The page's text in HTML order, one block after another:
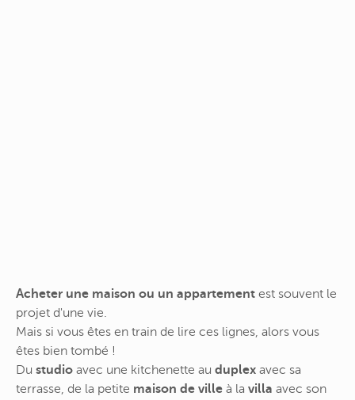
Acheter une maison ou un appartement est souvent le
projet d'une vie.
Mais si vous êtes en train de lire ces lignes, alors vous
êtes bien tombé !
Du studio avec une kitchenette au duplex avec sa
terrasse, de la petite maison de ville à la villa avec son